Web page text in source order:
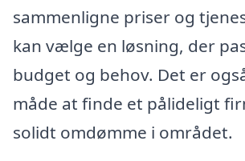
sammenligne priser og
kan vælge en løsning, der
budget og behov. Det er
måde at finde et pålideligt
solidt omdømme i området.